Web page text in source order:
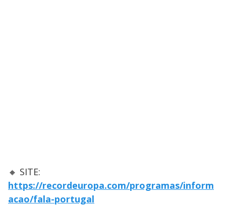
🔸 SITE:
https://recordeuropa.com/programas/inform
acao/fala-portugal